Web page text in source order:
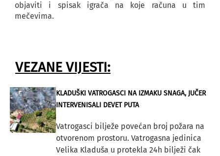
objaviti i spisak igrača na koje računa u tim
mečevima.
VEZANE VIJESTI:
KLADUŠKI VATROGASCI NA IZMAKU SNAGA, JUČER
INTERVENISALI DEVET PUTA
Vatrogasci bilježe povećan broj požara na
otvorenom prostoru. Vatrogasna jedinica
Velika Kladuša u protekla 24h bilježi čak